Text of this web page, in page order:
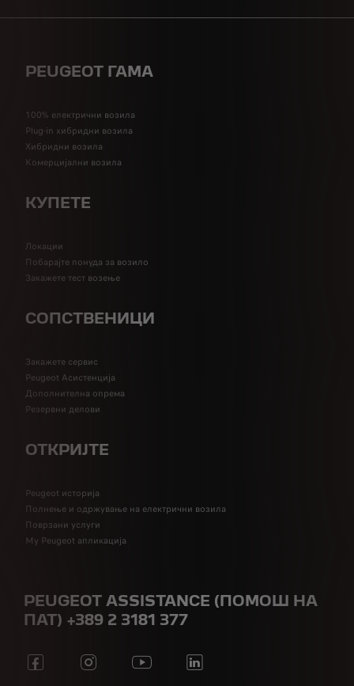
PEUGEOT ГАМА
100% електрични возила
Plug-in хибридни возила
Хибридни возила
Комерцијални возила
КУПЕТЕ
Локации
Побарајте понуда за возило
Закажете тест возење
СОПСТВЕНИЦИ
Закажете сервис
Peugeot Асистенција
Дополнителна опрема
Резервни делови
ОТКРИЈТЕ
Peugeot историја
Полнење и одржување на електрични возила
Поврзани услуги
My Peugeot апликација
PEUGEOT ASSISTANCE (ПОМОШ НА
ПАТ) +389 2 3181 377